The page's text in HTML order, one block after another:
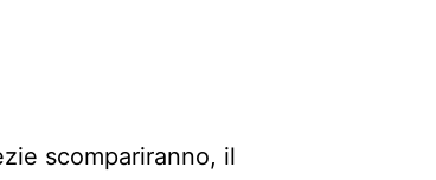
scompariranno, il